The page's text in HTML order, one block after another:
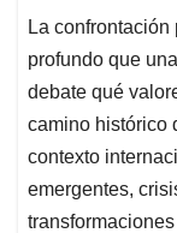
La
profundo que
debate qué
camino histórico
contexto
emergentes,